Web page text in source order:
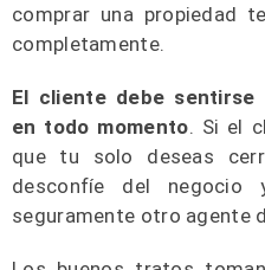
comprar una propiedad
completamente.
El cliente debe sentirse
en todo momento. Si el
que tu solo deseas
desconfíe del
seguramente otro agente